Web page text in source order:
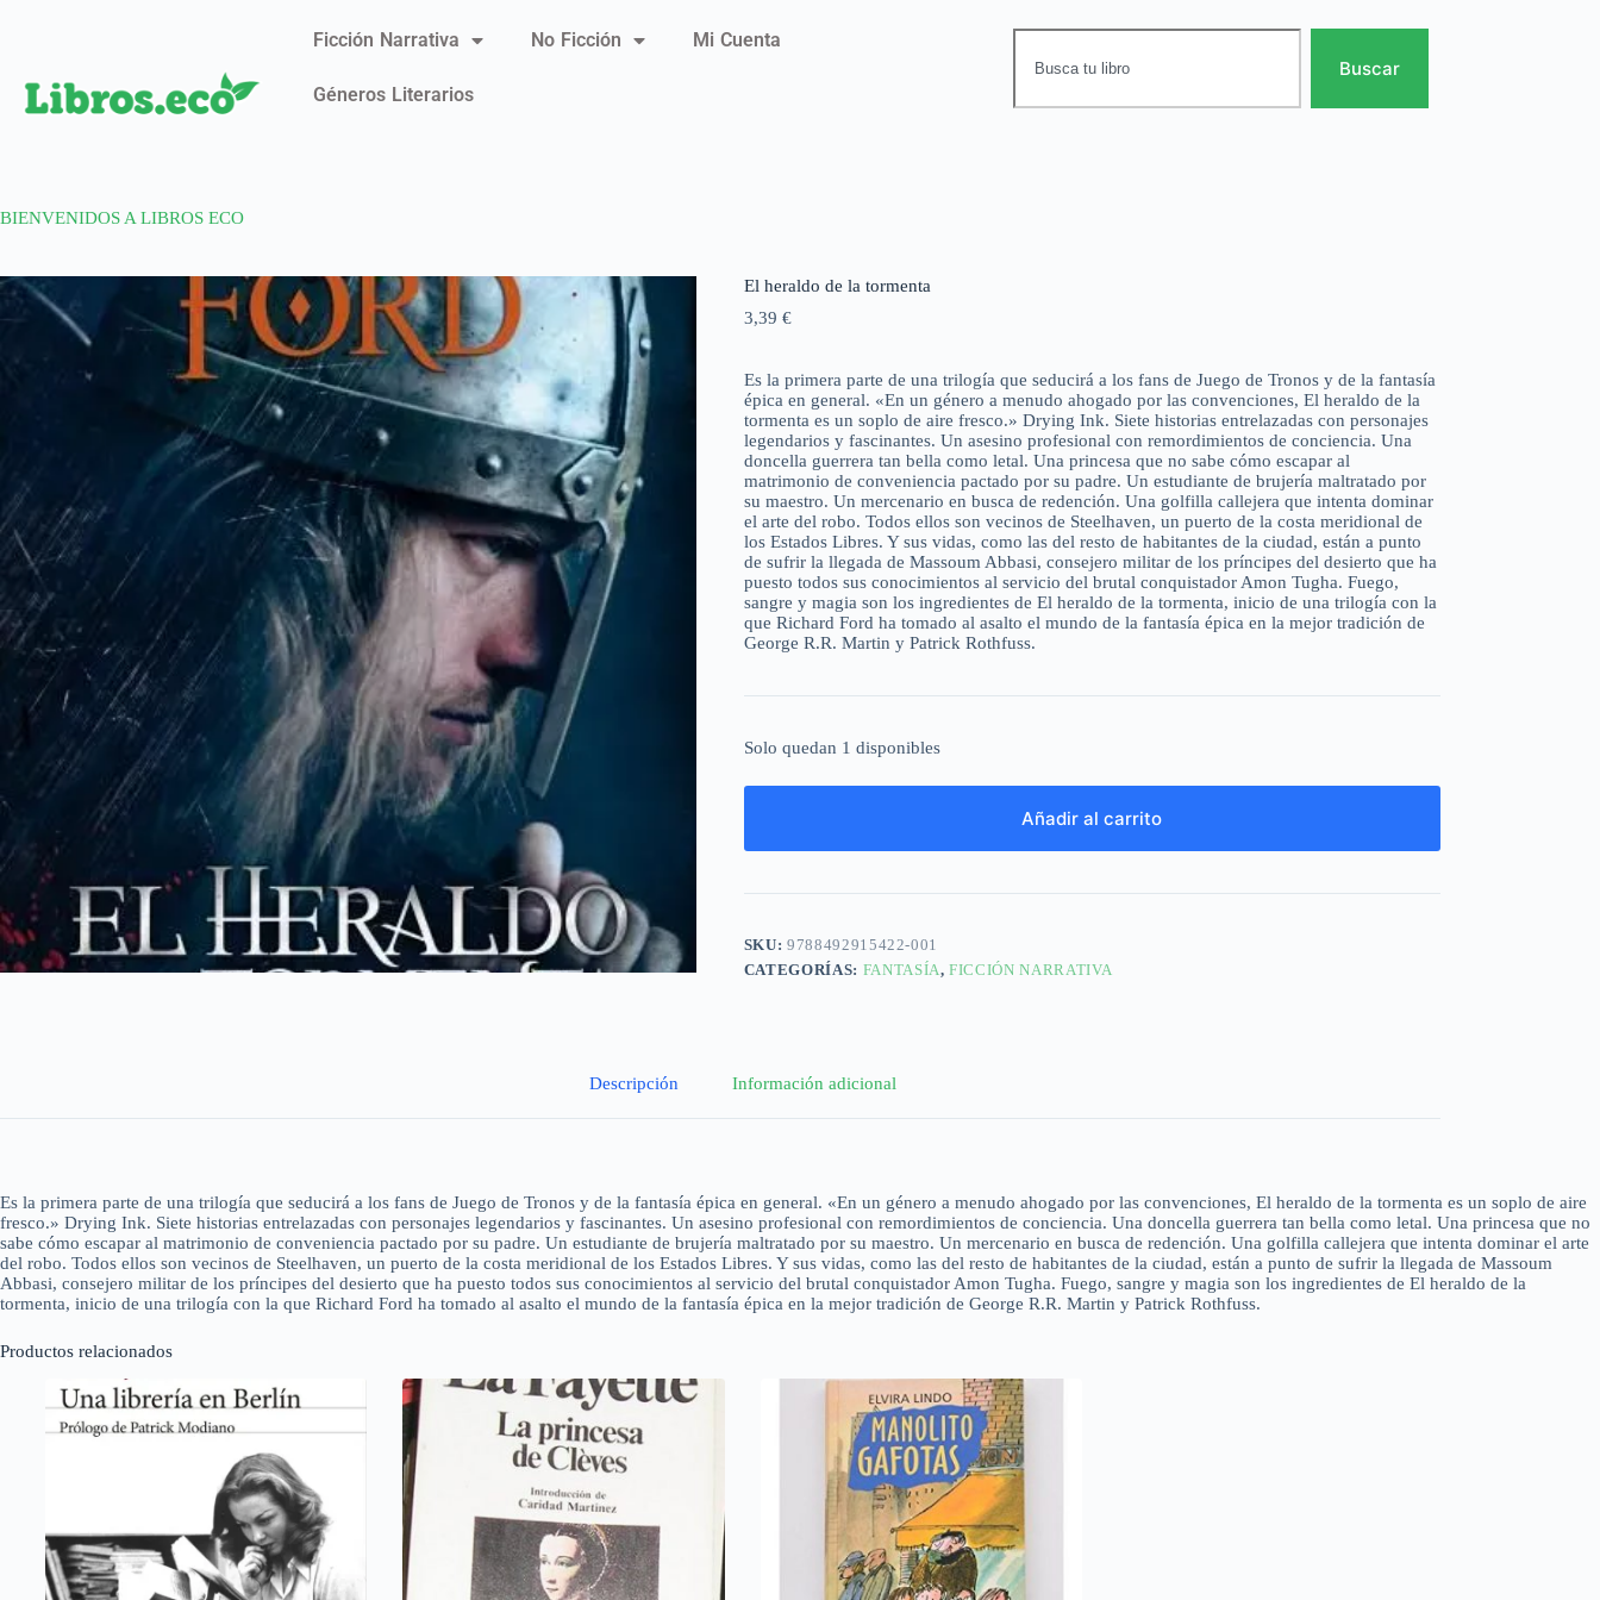
Ficción Narrativa No Ficción Mi Cuenta
Géneros Literarios
Buscar
BIENVENIDOS A LIBROS ECO
El heraldo de la tormenta
3,39 €
Es la primera parte de una trilogía que seducirá a los fans de Juego de Tronos y de la fantasía
épica en general. «En un género a menudo ahogado por las convenciones, El heraldo de la
tormenta es un soplo de aire fresco.» Drying Ink. Siete historias entrelazadas con personajes
legendarios y fascinantes. Un asesino profesional con remordimientos de conciencia. Una
doncella guerrera tan bella como letal. Una princesa que no sabe cómo escapar al
matrimonio de conveniencia pactado por su padre. Un estudiante de brujería maltratado por
su maestro. Un mercenario en busca de redención. Una golfilla callejera que intenta dominar
el arte del robo. Todos ellos son vecinos de Steelhaven, un puerto de la costa meridional de
los Estados Libres. Y sus vidas, como las del resto de habitantes de la ciudad, están a punto
de sufrir la llegada de Massoum Abbasi, consejero militar de los príncipes del desierto que ha
puesto todos sus conocimientos al servicio del brutal conquistador Amon Tugha. Fuego,
sangre y magia son los ingredientes de El heraldo de la tormenta, inicio de una trilogía con la
que Richard Ford ha tomado al asalto el mundo de la fantasía épica en la mejor tradición de
George R.R. Martin y Patrick Rothfuss.
Solo quedan 1 disponibles
Añadir al carrito
SKU:9788492915422-001
CATEGORÍAS: FANTASÍA,FICCIÓN NARRATIVA
Descripción Información adicional
Es la primera parte de una trilogía que seducirá a los fans de Juego de Tronos y de la fantasía épica en general. «En un género a menudo ahogado por las convenciones, El heraldo de la tormenta es un soplo de aire
fresco.» Drying Ink. Siete historias entrelazadas con personajes legendarios y fascinantes. Un asesino profesional con remordimientos de conciencia. Una doncella guerrera tan bella como letal. Una princesa que no
sabe cómo escapar al matrimonio de conveniencia pactado por su padre. Un estudiante de brujería maltratado por su maestro. Un mercenario en busca de redención. Una golfilla callejera que intenta dominar el arte
del robo. Todos ellos son vecinos de Steelhaven, un puerto de la costa meridional de los Estados Libres. Y sus vidas, como las del resto de habitantes de la ciudad, están a punto de sufrir la llegada de Massoum
Abbasi, consejero militar de los príncipes del desierto que ha puesto todos sus conocimientos al servicio del brutal conquistador Amon Tugha. Fuego, sangre y magia son los ingredientes de El heraldo de la
tormenta, inicio de una trilogía con la que Richard Ford ha tomado al asalto el mundo de la fantasía épica en la mejor tradición de George R.R. Martin y Patrick Rothfuss.
Productos relacionados